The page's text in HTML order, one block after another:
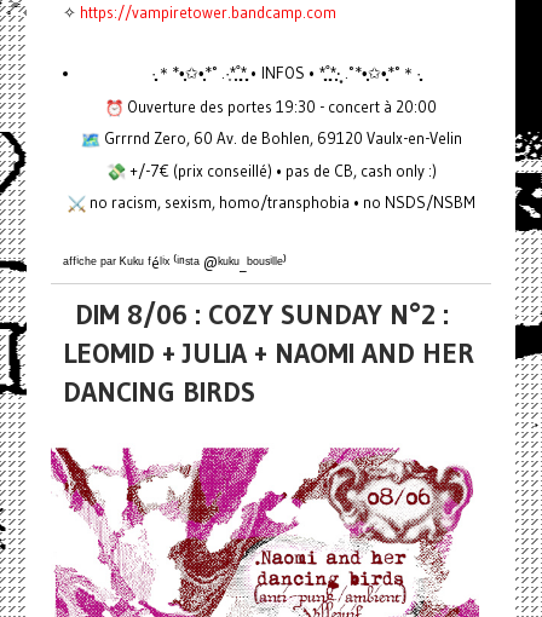
✧ https://vampiretower.bandcamp.com
·̩̩̥͙＊*•̩̩͙✩•̩̩͙*˚ .·͙*̩̩͙˚̩̥̩̥*̩̩̥͙ • INFOS • *̩̩̥͙˚̩̥̩̥*̩̩͙‧͙ .˚*•̩̩͙✩•̩̩͙*˚＊·̩̩̥͙
Ouverture des portes 19:30 - concert à 20:00
Grrrnd Zero, 60 Av. de Bohlen, 69120 Vaulx-en-Velin
+/-7€ (prix conseillé) • pas de CB, cash only :)
no racism, sexism, homo/transphobia • no NSDS/NSBM
ᵃᶠᶠⁱᶜʰᵉ ᵖᵃʳ ᴷᵘᵏᵘ ᶠéˡⁱˣ ⁽ⁱⁿˢᵗᵃ @ᵏᵘᵏᵘ_ᵇᵒᵘˢⁱˡˡᵉ⁾
DIM 8/06 : COZY SUNDAY N°2 :
LEOMID + JULIA + NAOMI AND HER
DANCING BIRDS